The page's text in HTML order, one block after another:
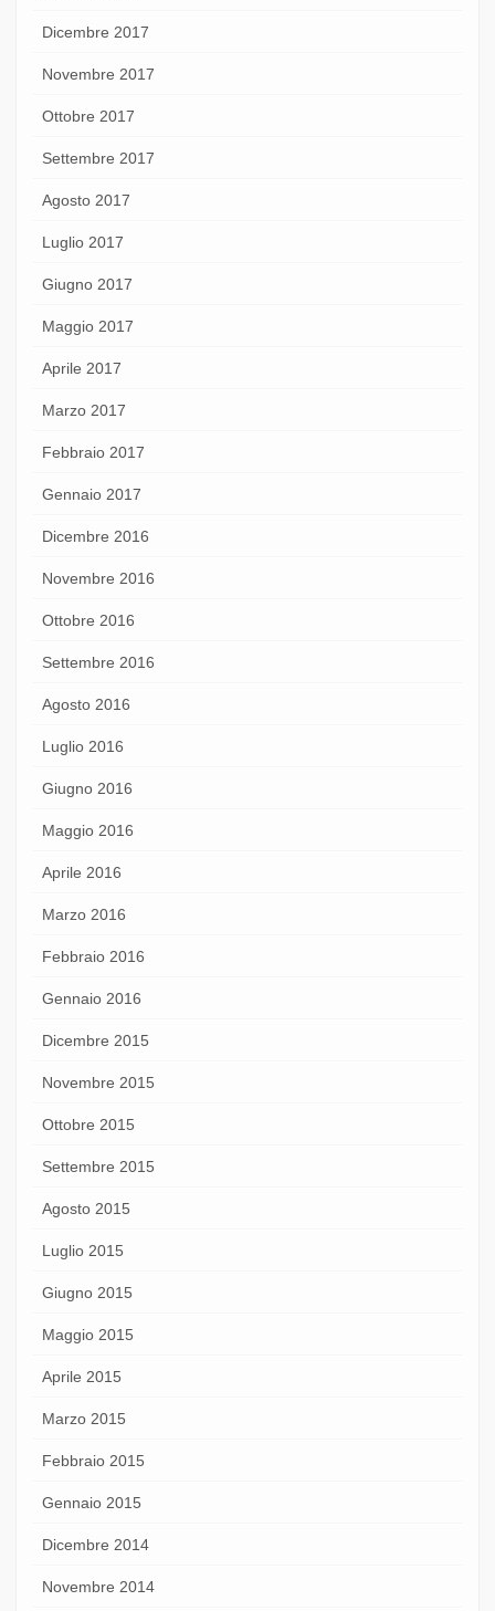
Dicembre 2017
Novembre 2017
Ottobre 2017
Settembre 2017
Agosto 2017
Luglio 2017
Giugno 2017
Maggio 2017
Aprile 2017
Marzo 2017
Febbraio 2017
Gennaio 2017
Dicembre 2016
Novembre 2016
Ottobre 2016
Settembre 2016
Agosto 2016
Luglio 2016
Giugno 2016
Maggio 2016
Aprile 2016
Marzo 2016
Febbraio 2016
Gennaio 2016
Dicembre 2015
Novembre 2015
Ottobre 2015
Settembre 2015
Agosto 2015
Luglio 2015
Giugno 2015
Maggio 2015
Aprile 2015
Marzo 2015
Febbraio 2015
Gennaio 2015
Dicembre 2014
Novembre 2014